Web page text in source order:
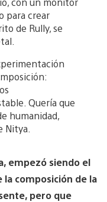
para crear
de Rully, se
Quería que
humanidad,
Nitya.
empezó siendo el
composición de la
pero que